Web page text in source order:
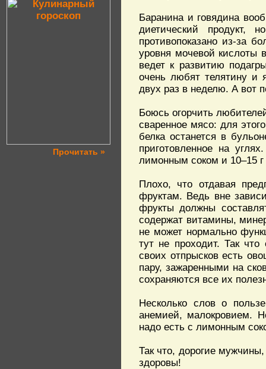
Прочитать »
Баранина и говядина
диетический
противопоказано из-за
уровня мочевой кислоты
ведет к развитию
очень любят телятину и
двух раз в неделю. А вот
Боюсь огорчить
сваренное мясо: для
белка останется в
приготовленное на
лимонным соком и 10–15 г
Плохо, что отдавая
фруктам. Ведь вне
фрукты должны
содержат витамины,
не может нормально
тут не проходит. Так
своих отпрысков есть
пару, зажаренными на
сохраняются все их
Несколько слов о
анемией, малокровием.
надо есть с лимонным
Так что, дорогие
здоровы!